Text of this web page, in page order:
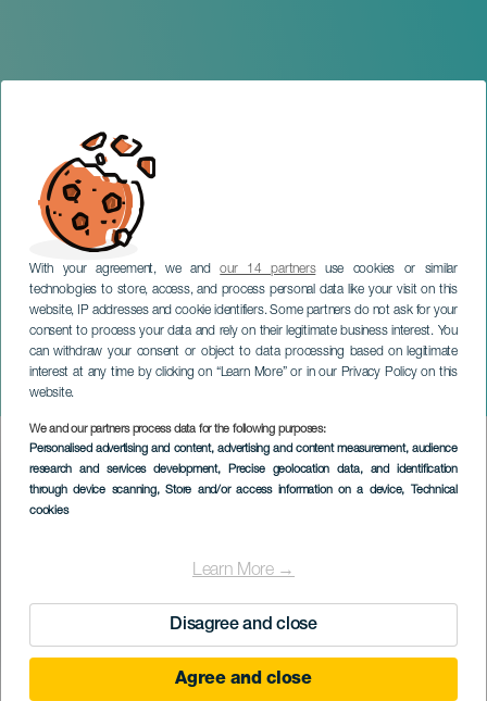
With your agreement, we andour 14 partnersuse cookies or similar
technologies to store, access, and process personal data like your visit on this
website, IP addresses and cookie identifiers. Some partners do not ask for your
consent to process your data and rely on their legitimate business interest. You
can withdraw your consent or object to data processing based on legitimate
interest at any time by clicking on “Learn More” or in our Privacy Policy on this
website.
We and our partners process data for the following purposes:
Personalised advertising and content, advertising and content measurement, audience
research and services development, Precise geolocation data, and identification
through device scanning, Store and/or access information on a device, Technical
cookies
Learn More →
Disagree and close
Agree and close
Pedro Guerra: Det här är
Partners
GRAN CANARIA
Imagen
Listado